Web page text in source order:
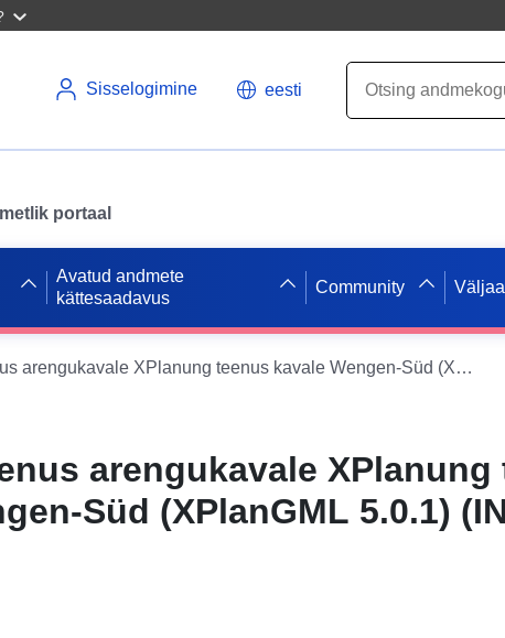
Sisselogimine eesti
portaal
Avatud andmete
kättesaadavus
Community
INSPIRE teenus arengukavale XPlanung teenus kavale Wengen-Süd (XPlanGML 5.0.1) (INSPIRE GML)
arengukavale XPlanung
Süd (XPlanGML 5.0.1)